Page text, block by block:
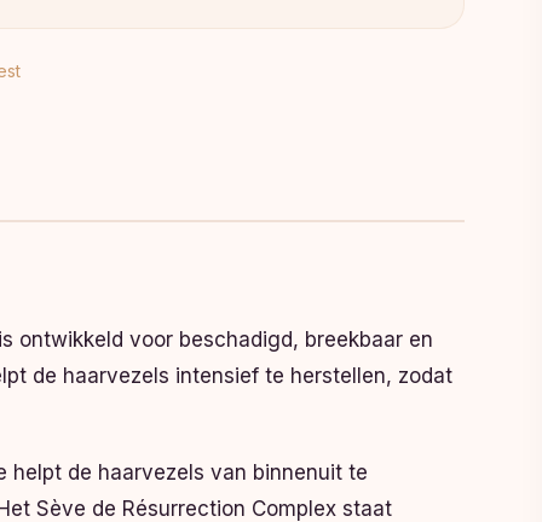
ontwikkeld voor beschadigd, breekbaar en
de haarvezels intensief te herstellen, zodat
helpt de haarvezels van binnenuit te
Sève de Résurrection Complex staat